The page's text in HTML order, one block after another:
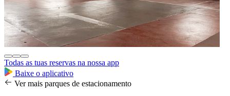
Todas as tuas reservas na nossa app
Baixe o aplicativo
Ver mais parques de estacionamento